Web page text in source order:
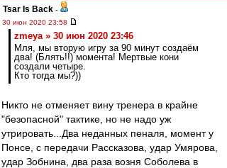
Tsar Is Back -
30 июн 2020 23:58
zmeya » 30 июн 2020 23:46
Мля, мы вторую игру за 90 минут создаём
два! (Блять!!) момента! Мертвые кони
создали четыре.
Кто тогда мы?))
Никто не отменяет вину тренера в крайне
"безопасной" тактике, но не надо уж
утрировать...Два неданных пеналя, момент у
Понсе, с передачи Рассказова, удар Умярова,
удар Зобнина, два раза возня Соболева в